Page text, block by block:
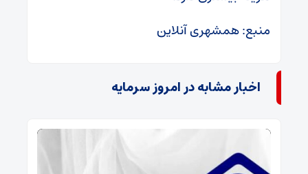
منبع: همشهری آنلاین
اخبار مشابه در امروز سرمایه